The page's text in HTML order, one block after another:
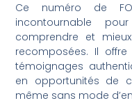
Ce numéro de
incontournable
comprendre et
recomposées. Il
témoignages
en opportunités de
même sans mode